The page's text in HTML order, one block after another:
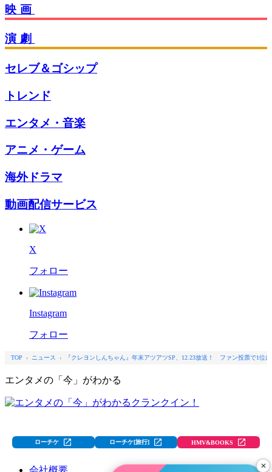
映画
演劇
セレブ＆ゴシップ
トレンド
エンタメ・音楽
アニメ・ゲーム
海外ドラマ
動画配信サービス
X
フォロー
Instagram
フォロー
TOP ニュース 『クレヨンしんちゃん』年末アツアツSP、12.23放送！ ファン投票で1位
エンタメの「今」がわかる
ローチケ ローチケ[旅行] HMV&BOOKS
✕